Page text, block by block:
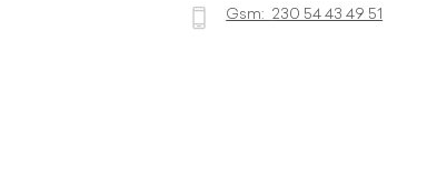
Gsm: 230 54 43 49 51